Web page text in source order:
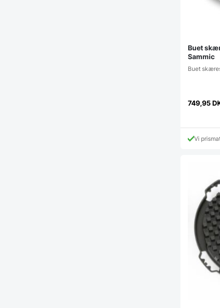
Buet
Sammic
Buet
749,95
Vi